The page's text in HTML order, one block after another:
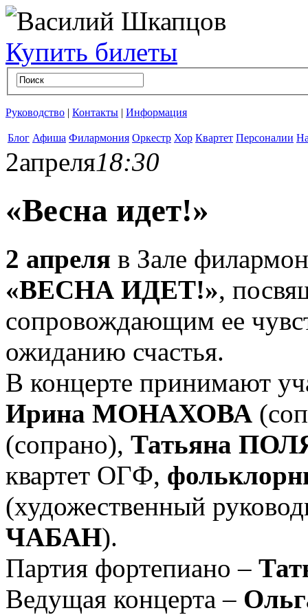
Купить билеты
Руководство | Контакты | Информация
Блог Афиша Филармония Оркестр Хор Квартет Персоналии
2апреля18:30
«Весна идет!»
2 апреля в Зале
«ВЕСНА ИДЕТ!»,
сопровождающим ее
ожиданию счастья.
В концерте принимают
Ирина МОНАХОВА
(сопрано), Татьяна
квартет ОГФ,
(художественный
ЧАБАН).
Партия фортепиано –
Ведущая концерта –